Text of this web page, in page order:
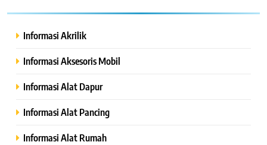
Informasi Akrilik
Informasi Aksesoris Mobil
Informasi Alat Dapur
Informasi Alat Pancing
Informasi Alat Rumah